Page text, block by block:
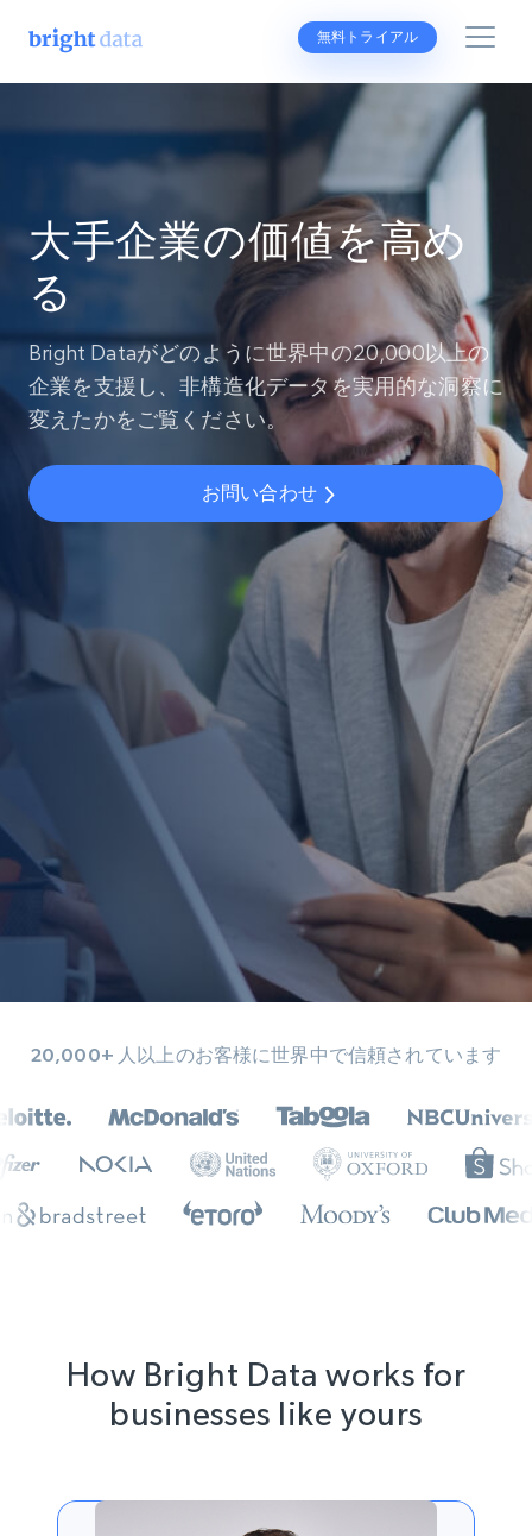
無料トライアル
大手企業の価値を高め
る
Bright Dataがどのように世界中の20,000以上の
企業を支援し、非構造化データを実用的な洞察に
変えたかをご覧ください。
お問い合わせ
20,000+ 人以上のお客様に世界中で信頼されています
How Bright Data works for
businesses like yours